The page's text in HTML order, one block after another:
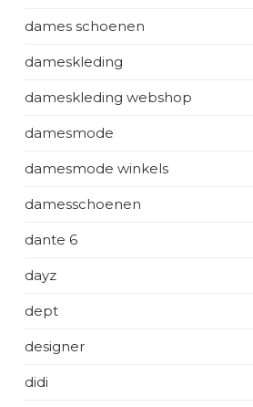
dames schoenen
dameskleding
dameskleding webshop
damesmode
damesmode winkels
damesschoenen
dante 6
dayz
dept
designer
didi